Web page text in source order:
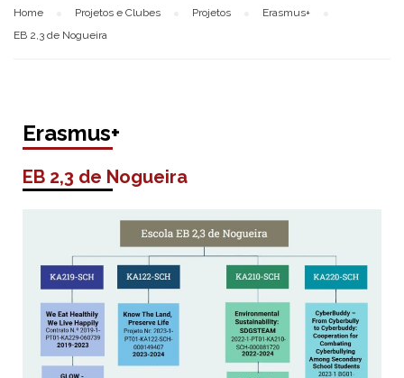
Home Projetos e Clubes Projetos
Erasmus+
EB 2,3 de Nogueira
Erasmus+
EB 2,3 de Nogueira